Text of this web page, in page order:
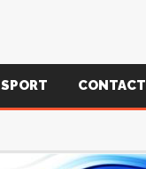
SPORT CONTACT